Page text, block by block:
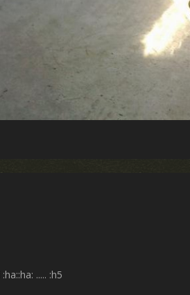
:ha::ha: ..... :h5